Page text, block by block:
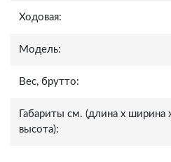
Ходовая:
Модель:
Вес, брутто:
Габариты см. (длина x ширина
высота):